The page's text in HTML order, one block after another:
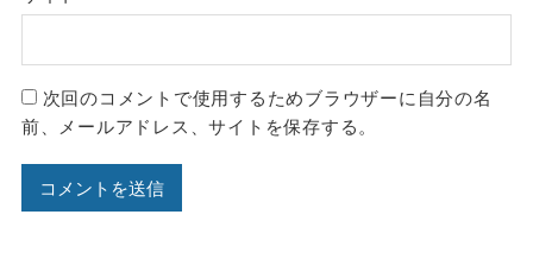
次回のコメントで使用するためブラウザーに自分の名
前、メールアドレス、サイトを保存する。